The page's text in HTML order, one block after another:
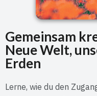
Gemeinsam
Neue Welt,
Erden
Lerne, wie du den